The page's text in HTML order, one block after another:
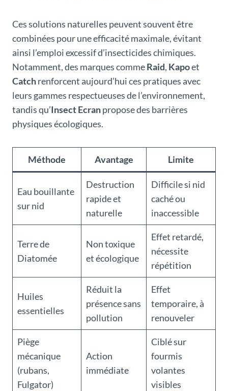
Ces solutions naturelles peuvent souvent être
combinées pour une efficacité maximale, évitant
ainsi l’emploi excessif d’insecticides chimiques.
Notamment, des marques commeRaid, Kapoet
Catchrenforcent aujourd’hui ces pratiques avec
leurs gammes respectueuses de l’environnement,
tandis qu’Insect Ecranpropose des barrières
physiques écologiques.
Méthode Avantage Limite
Eau bouillante
sur nid
Destruction
rapide et
naturelle
Difficile si nid
caché ou
inaccessible
Terre de
Diatomée
Non toxique
et écologique
Effet retardé,
nécessite
répétition
Huiles
essentielles
Réduit la
présence sans
pollution
Effet
temporaire, à
renouveler
Piège
mécanique
(rubans,
Fulgator)
Action
immédiate
Ciblé sur
fourmis
volantes
visibles